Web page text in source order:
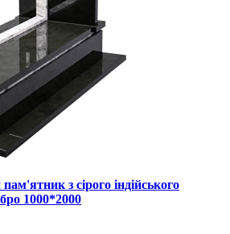
з сірого індійського
1000*2000